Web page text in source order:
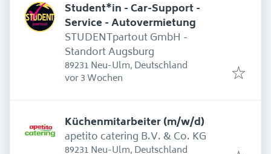
Student*in - Car-Support -
Service - Autovermietung
STUDENTpartout GmbH -
Standort Augsburg
89231 Neu-Ulm, Deutschland
Erschienen:
vor 3 Wochen
Küchenmitarbeiter (m/w/d)
apetito catering B.V. & Co. KG
89231 Neu-Ulm, Deutschland